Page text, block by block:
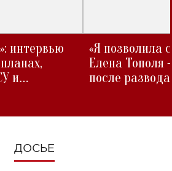
интервью
и
«Я позволила
Елена Тополя
после развода
ДОСЬЕ